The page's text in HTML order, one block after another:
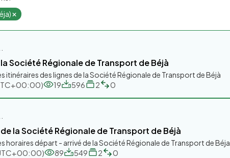
Société Régionale de Transport de Béjà
itinéraires des lignes de la Société Régionale de Transport de Béjà
19 596 2 0
la Société Régionale de Transport de Béjà
horaires départ - arrivé de la Société Régionale de Transport de Béja
89 549 2 0